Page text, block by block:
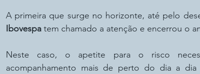
Ibovespa tem chamado a atenção e encerrou o
Neste caso, o apetite para o risco
acompanhamento mais de perto do dia a